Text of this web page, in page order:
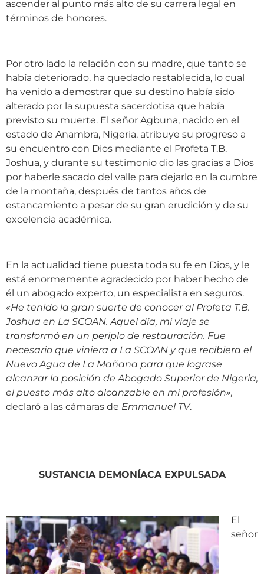
ascender al punto más alto de su carrera legal en
términos de honores.
Por otro lado la relación con su madre, que tanto se
había deteriorado, ha quedado restablecida, lo cual
ha venido a demostrar que su destino había sido
alterado por la supuesta sacerdotisa que había
previsto su muerte. El señor Agbuna, nacido en el
estado de Anambra, Nigeria, atribuye su progreso a
su encuentro con Dios mediante el Profeta T.B.
Joshua, y durante su testimonio dio las gracias a Dios
por haberle sacado del valle para dejarlo en la cumbre
de la montaña, después de tantos años de
estancamiento a pesar de su gran erudición y de su
excelencia académica.
En la actualidad tiene puesta toda su fe en Dios, y le
está enormemente agradecido por haber hecho de
él un abogado experto, un especialista en seguros.
«He tenido la gran suerte de conocer al Profeta T.B.
Joshua en La SCOAN. Aquel día, mi viaje se
transformó en un periplo de restauración. Fue
necesario que viniera a La SCOAN y que recibiera el
Nuevo Agua de La Mañana para que lograse
alcanzar la posición de Abogado Superior de Nigeria,
el puesto más alto alcanzable en mi profesión»,
declaró a las cámaras de Emmanuel TV.
SUSTANCIA DEMONÍACA EXPULSADA
El
señor